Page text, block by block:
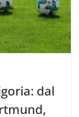
dal